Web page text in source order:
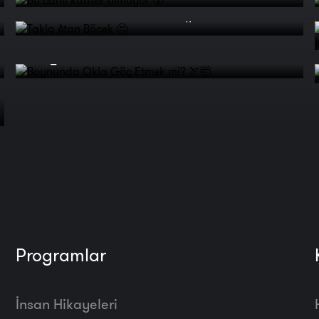
Takla Atan Böcek 🤔
Boynunda Okla Göç Etmek mi?
Programlar
İnsan Hikayeleri